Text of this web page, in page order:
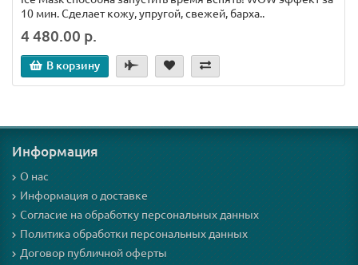
10 мин. Сделает кожу, упругой, свежей, барха..
4 480.00 р.
В корзину
Информация
О нас
Информация о доставке
Согласие на обработку персональных данных
Политика обработки персональных данных
Договор публичной оферты